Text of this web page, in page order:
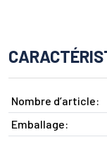
Nombre d’article:
Emballage: